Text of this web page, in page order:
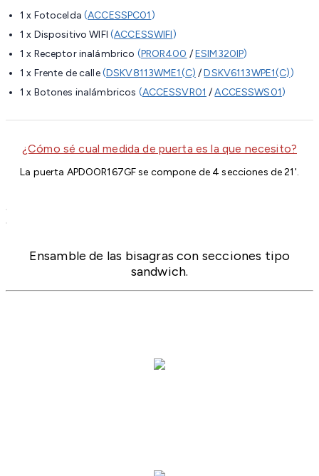
1 x Fotocelda (ACCESSPC01 )
1 x Dispositivo WIFI (ACCESSWIFI)
1 x Receptor inalámbrico (PROR400 /ESIM320IP)
1 x Frente de calle(DSKV8113WME1(C) /DSKV6113WPE1(C))
1 x Botones inalámbricos (ACCESSVR01 /ACCESSWS01)
¿Cómo sé cual medida de puerta es la que necesito?
La puerta APDOOR167GF se compone de 4 secciones de 21'.
Ensamble de las bisagras con secciones tipo
sandwich.